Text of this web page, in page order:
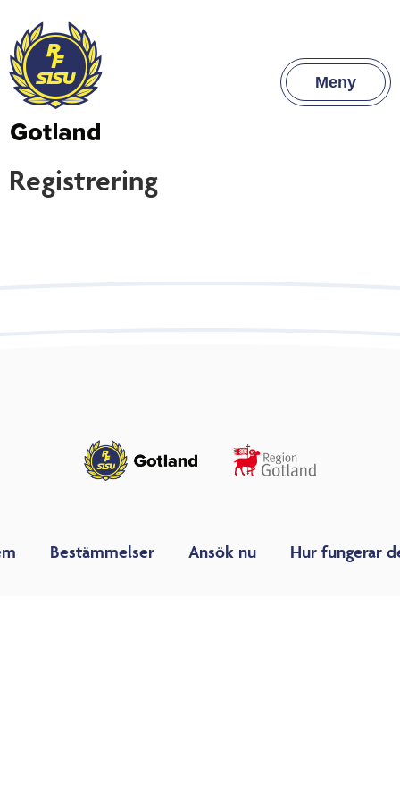
Meny
Registrering
Bestämmelser Ansök nu Hur fungerar